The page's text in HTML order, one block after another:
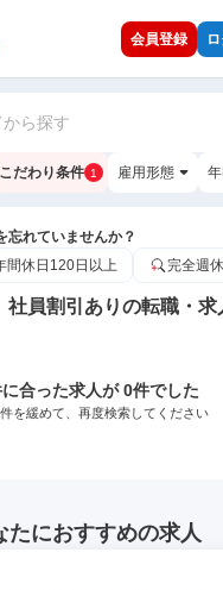
会員登録
ら探す
こだわり条件 1 雇用形態
忘れていませんか？
間休日120日以上 完全週
社員割引ありの転職・求
合った求人が 0件でした
を緩めて、再度検索してください
たにおすすめの求人